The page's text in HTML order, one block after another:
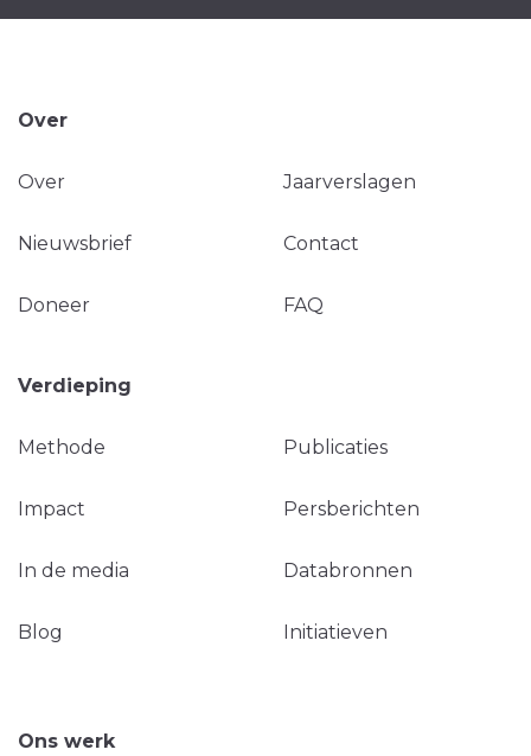
Over
Over Jaarverslagen
Nieuwsbrief Contact
Doneer FAQ
Verdieping
Methode Publicaties
Impact Persberichten
In de media Databronnen
Blog Initiatieven
Ons werk